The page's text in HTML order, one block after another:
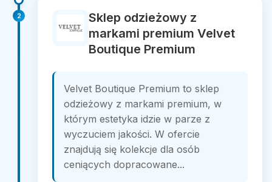
2
Sklep odzieżowy z
markami premium Velvet
Boutique Premium
Velvet Boutique Premium to sklep
odzieżowy z markami premium, w
którym estetyka idzie w parze z
wyczuciem jakości. W ofercie
znajdują się kolekcje dla osób
ceniących dopracowane...